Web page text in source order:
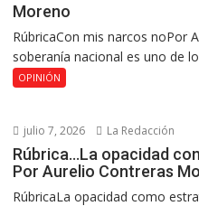
Moreno
RúbricaCon mis narcos noPor
soberanía nacional es uno de
OPINIÓN
julio 7, 2026 La Redacción
Rúbrica…La opacidad
Por Aurelio Contreras
RúbricaLa opacidad como